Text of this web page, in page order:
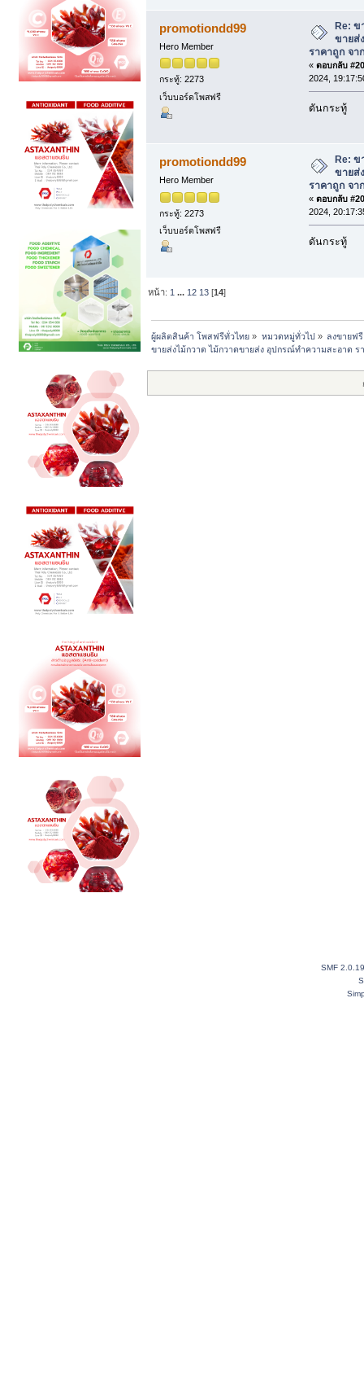
promotiondd99
Hero Member
กระทู้: 2273
เว็บบอร์ดโพสฟรี
Re: ข
ขายส่
ราคาถูก จา
« ตอบกลับ
2024,
ดันกระทู้
promotiondd99
Hero Member
กระทู้: 2273
เว็บบอร์ดโพสฟรี
Re: ข
ขายส่
ราคาถูก จา
« ตอบกลับ
2024,
ดันกระทู้
หน้า: 1 ... 12 13 [14]
ผู้ผลิตสินค้า โพสฟรีทั่วไทย » หมวดหมู่ทั่วไป » ลงขายฟ
ขายส่งไม้กวาด ไม้กวาดขายส่ง อุปกรณ์ทำความสะอาด ร
SMF 2.0.19